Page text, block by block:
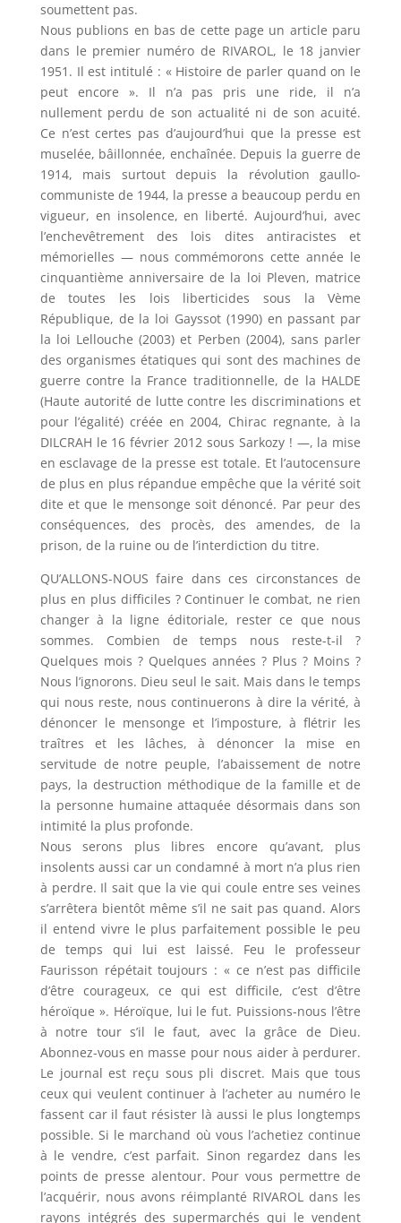
soumettent pas.
Nous publions en bas de cette page un article paru
dans le premier numéro de RIVAROL, le 18 janvier
1951. Il est intitulé : « Histoire de parler quand on le
peut encore ». Il n’a pas pris une ride, il n’a
nullement perdu de son actualité ni de son acuité.
Ce n’est certes pas d’aujourd’hui que la presse est
muselée, bâillonnée, enchaînée. Depuis la guerre de
1914, mais surtout depuis la révolution gaullo-
communiste de 1944, la presse a beaucoup perdu en
vigueur, en insolence, en liberté. Aujourd’hui, avec
l’enchevêtrement des lois dites antiracistes et
mémorielles — nous commémorons cette année le
cinquantième anniversaire de la loi Pleven, matrice
de toutes les lois liberticides sous la Vème
République, de la loi Gayssot (1990) en passant par
la loi Lellouche (2003) et Perben (2004), sans parler
des organismes étatiques qui sont des machines de
guerre contre la France traditionnelle, de la HALDE
(Haute autorité de lutte contre les discriminations et
pour l’égalité) créée en 2004, Chirac regnante, à la
DILCRAH le 16 février 2012 sous Sarkozy ! —, la mise
en esclavage de la presse est totale. Et l’autocensure
de plus en plus répandue empêche que la vérité soit
dite et que le mensonge soit dénoncé. Par peur des
conséquences, des procès, des amendes, de la
prison, de la ruine ou de l’interdiction du titre.
QU’ALLONS-NOUS faire dans ces circonstances de
plus en plus difficiles ? Continuer le combat, ne rien
changer à la ligne éditoriale, rester ce que nous
sommes. Combien de temps nous reste-t-il ?
Quelques mois ? Quelques années ? Plus ? Moins ?
Nous l’ignorons. Dieu seul le sait. Mais dans le temps
qui nous reste, nous continuerons à dire la vérité, à
dénoncer le mensonge et l’imposture, à flétrir les
traîtres et les lâches, à dénoncer la mise en
servitude de notre peuple, l’abaissement de notre
pays, la destruction méthodique de la famille et de
la personne humaine attaquée désormais dans son
intimité la plus profonde.
Nous serons plus libres encore qu’avant, plus
insolents aussi car un condamné à mort n’a plus rien
à perdre. Il sait que la vie qui coule entre ses veines
s’arrêtera bientôt même s’il ne sait pas quand. Alors
il entend vivre le plus parfaitement possible le peu
de temps qui lui est laissé. Feu le professeur
Faurisson répétait toujours : « ce n’est pas difficile
d’être courageux, ce qui est difficile, c’est d’être
héroïque ». Héroïque, lui le fut. Puissions-nous l’être
à notre tour s’il le faut, avec la grâce de Dieu.
Abonnez-vous en masse pour nous aider à perdurer.
Le journal est reçu sous pli discret. Mais que tous
ceux qui veulent continuer à l’acheter au numéro le
fassent car il faut résister là aussi le plus longtemps
possible. Si le marchand où vous l’achetiez continue
à le vendre, c’est parfait. Sinon regardez dans les
points de presse alentour. Pour vous permettre de
l’acquérir, nous avons réimplanté RIVAROL dans les
rayons intégrés des supermarchés qui le vendent